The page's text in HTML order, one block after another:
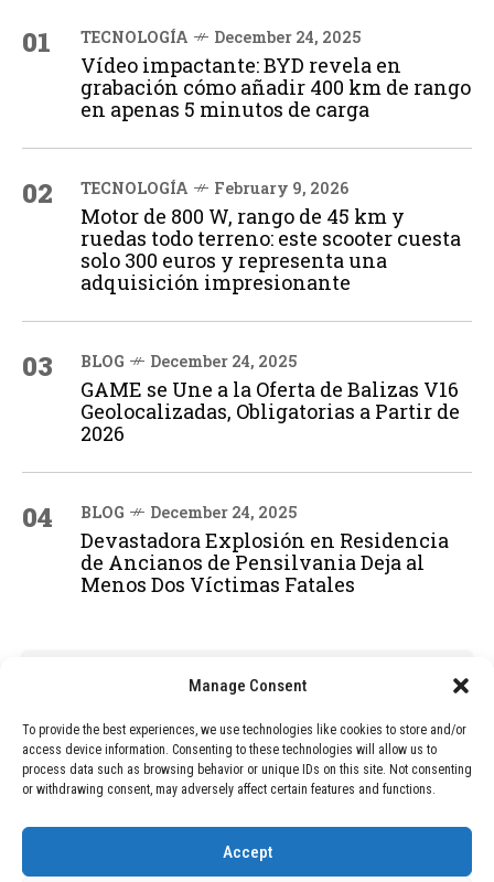
Manage Consent
To provide the best experiences, we use technologies like cookies to store and/or
access device information. Consenting to these technologies will allow us to
process data such as browsing behavior or unique IDs on this site. Not consenting
or withdrawing consent, may adversely affect certain features and functions.
Accept
01 TECNOLOGÍA December 24, 2025
Vídeo impactante: BYD revela en
grabación cómo añadir 400 km de rango
en apenas 5 minutos de carga
02 TECNOLOGÍA February 9, 2026
Motor de 800 W, rango de 45 km y
ruedas todo terreno: este scooter cuesta
solo 300 euros y representa una
adquisición impresionante
03 BLOG December 24, 2025
GAME se Une a la Oferta de Balizas V16
Geolocalizadas, Obligatorias a Partir de
2026
04 BLOG December 24, 2025
Devastadora Explosión en Residencia
de Ancianos de Pensilvania Deja al
Menos Dos Víctimas Fatales